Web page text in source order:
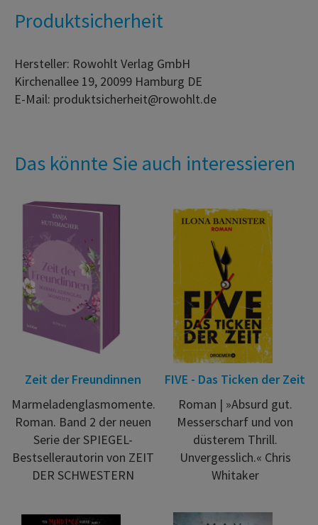
Produktsicherheit
Hersteller: Rowohlt Verlag GmbH
Kirchenallee 19, 20099 Hamburg DE
E-Mail: produktsicherheit@rowohlt.de
Das könnte Sie auch interessieren
Zeit der Freundinnen
Marmeladenglasmomente.
Roman. Band 2 der neuen
Serie der SPIEGEL-
Bestsellerautorin von ZEIT
DER SCHWESTERN
FIVE - Das Ticken der Zeit
Roman | »Absurd gut.
Messerscharf und von
düsterem Thrill.
Unvergesslich.« Chris
Whitaker